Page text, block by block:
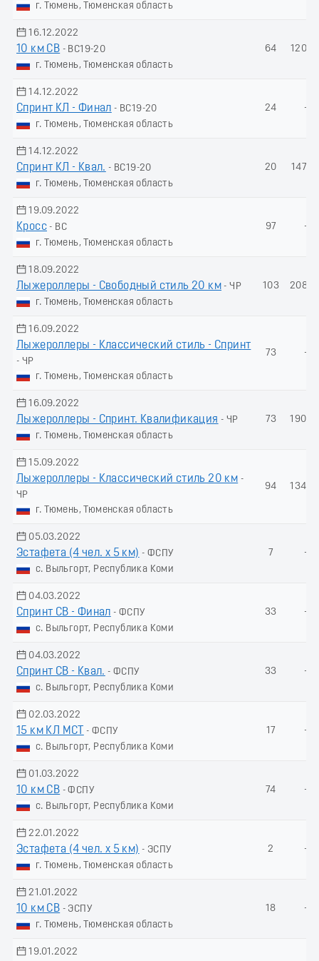
г. Тюмень, Тюменская область
16.12.2022
10 км СВ - ВС19-20
г. Тюмень, Тюменская область
64
14.12.2022
Спринт КЛ - Финал - ВС19-20
г. Тюмень, Тюменская область
24 -
14.12.2022
Спринт КЛ - Квал. - ВС19-20
г. Тюмень, Тюменская область
20
19.09.2022
Кросс - ВС
г. Тюмень, Тюменская область
97 -
18.09.2022
Лыжероллеры - Свободный стиль 20 км - ЧР
г. Тюмень, Тюменская область
103
16.09.2022
Лыжероллеры - Классический стиль - Спринт
- ЧР
г. Тюмень, Тюменская область
73 -
16.09.2022
Лыжероллеры - Спринт. Квалификация - ЧР
г. Тюмень, Тюменская область
73
15.09.2022
Лыжероллеры - Классический стиль 20 км -
ЧР
г. Тюмень, Тюменская область
94
05.03.2022
Эстафета (4 чел. х 5 км) - ФСПУ
с. Выльгорт, Республика Коми
7 -
04.03.2022
Спринт СВ - Финал - ФСПУ
с. Выльгорт, Республика Коми
33 -
04.03.2022
Спринт СВ - Квал. - ФСПУ
с. Выльгорт, Республика Коми
33 -
02.03.2022
15 км КЛ МСТ
- ФСПУ
с. Выльгорт, Республика Коми
17 -
01.03.2022
10 км СВ - ФСПУ
с. Выльгорт, Республика Коми
74 -
22.01.2022
Эстафета (4 чел. х 5 км) - ЭСПУ
г. Тюмень, Тюменская область
2 -
21.01.2022
10 км СВ - ЭСПУ
г. Тюмень, Тюменская область
18 -
19.01.2022